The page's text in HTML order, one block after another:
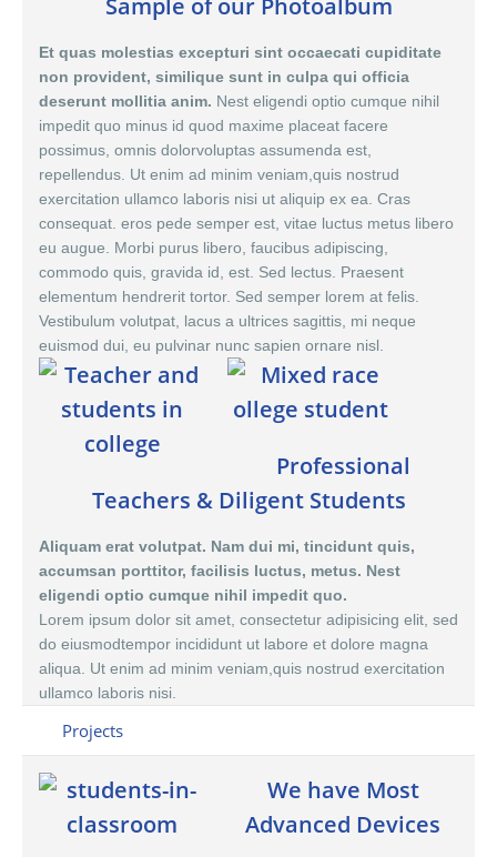
Sample of our Photoalbum
Et quas molestias excepturi sint occaecati cupiditate
non provident, similique sunt in culpa qui officia
deserunt mollitia anim. Nest eligendi optio cumque nihil
impedit quo minus id quod maxime placeat facere
possimus, omnis dolorvoluptas assumenda est,
repellendus. Ut enim ad minim veniam,quis nostrud
exercitation ullamco laboris nisi ut aliquip ex ea. Cras
consequat. eros pede semper est, vitae luctus metus libero
eu augue. Morbi purus libero, faucibus adipiscing,
commodo quis, gravida id, est. Sed lectus. Praesent
elementum hendrerit tortor. Sed semper lorem at felis.
Vestibulum volutpat, lacus a ultrices sagittis, mi neque
euismod dui, eu pulvinar nunc sapien ornare nisl.
Professional
Teachers & Diligent Students
Aliquam erat volutpat. Nam dui mi, tincidunt quis,
accumsan porttitor, facilisis luctus, metus. Nest
eligendi optio cumque nihil impedit quo.
Lorem ipsum dolor sit amet, consectetur adipisicing elit, sed
do eiusmodtempor incididunt ut labore et dolore magna
aliqua. Ut enim ad minim veniam,quis nostrud exercitation
ullamco laboris nisi.
Projects
We have Most
Advanced Devices